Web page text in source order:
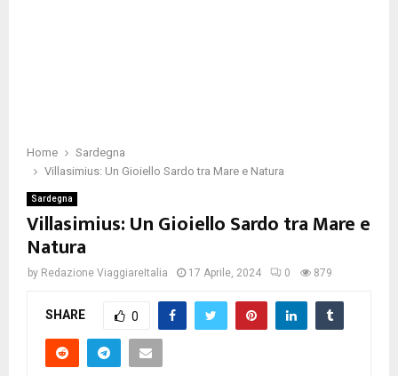
Home
Sardegna
Villasimius: Un Gioiello Sardo tra Mare e Natura
Sardegna
Villasimius: Un Gioiello Sardo tra Mare e
Natura
by Redazione ViaggiareItalia 17 Aprile, 2024 0 879
SHARE 0